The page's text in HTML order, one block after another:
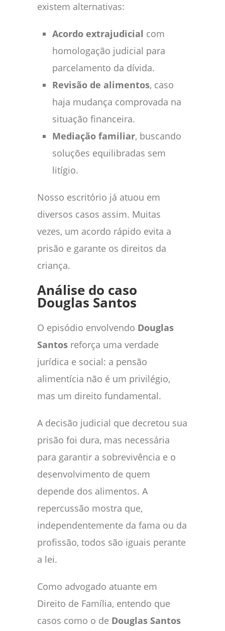
existem alternativas:
Acordo extrajudicial com
homologação judicial para
parcelamento da dívida.
Revisão de alimentos, caso
haja mudança comprovada na
situação financeira.
Mediação familiar, buscando
soluções equilibradas sem
litígio.
Nosso escritório já atuou em
diversos casos assim. Muitas
vezes, um acordo rápido evita a
prisão e garante os direitos da
criança.
Análise do caso
Douglas Santos
O episódio envolvendo Douglas
Santos reforça uma verdade
jurídica e social: a pensão
alimentícia não é um privilégio,
mas um direito fundamental.
A decisão judicial que decretou sua
prisão foi dura, mas necessária
para garantir a sobrevivência e o
desenvolvimento de quem
depende dos alimentos. A
repercussão mostra que,
independentemente da fama ou da
profissão, todos são iguais perante
a lei.
Como advogado atuante em
Direito de Família, entendo que
casos como o de Douglas Santos